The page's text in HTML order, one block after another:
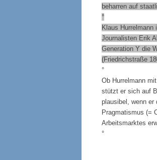
beharren auf
°
Klaus Hurrelmann
Journalisten Erik
Generation Y die
(Friedrichstraße
°
Ob Hurrelmann
stützt er sich auf
plausibel, wenn er
Pragmatismus (=
Arbeitsmarktes
°